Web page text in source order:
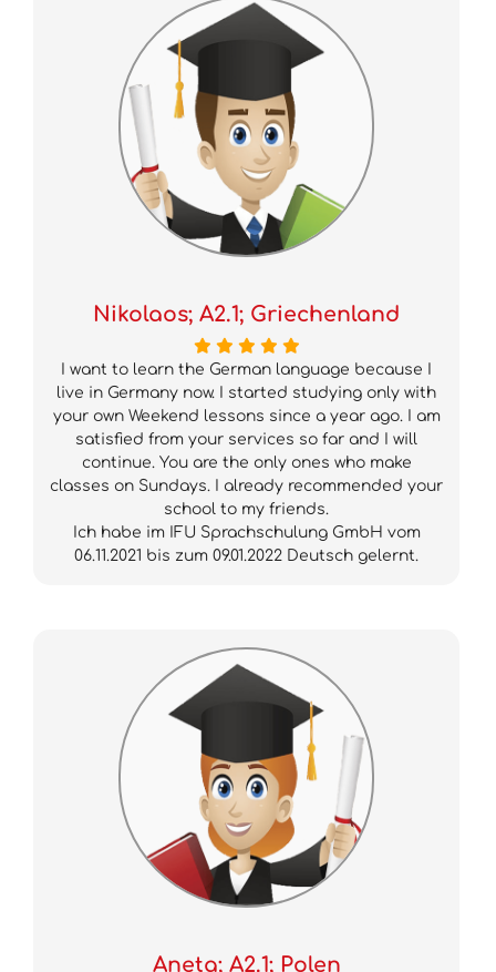
Nikolaos; A2.1; Griechenland
I want to learn the German language because I
live in Germany now. I started studying only with
your own Weekend lessons since a year ago. I am
satisfied from your services so far and I will
continue. You are the only ones who make
classes on Sundays. I already recommended your
school to my friends.
Ich habe im IFU Sprachschulung GmbH vom
06.11.2021 bis zum 09.01.2022 Deutsch gelernt.
Aneta; A2.1; Polen